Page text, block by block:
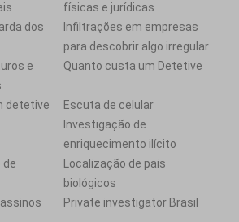
físicas e jurídicas
dos
Infiltrações em empresas
para descobrir algo irregular
e
Quanto custa um Detetive
detetive
Escuta de celular
Investigação de
enriquecimento ilícito
de
Localização de pais
biológicos
Private investigator Brasil